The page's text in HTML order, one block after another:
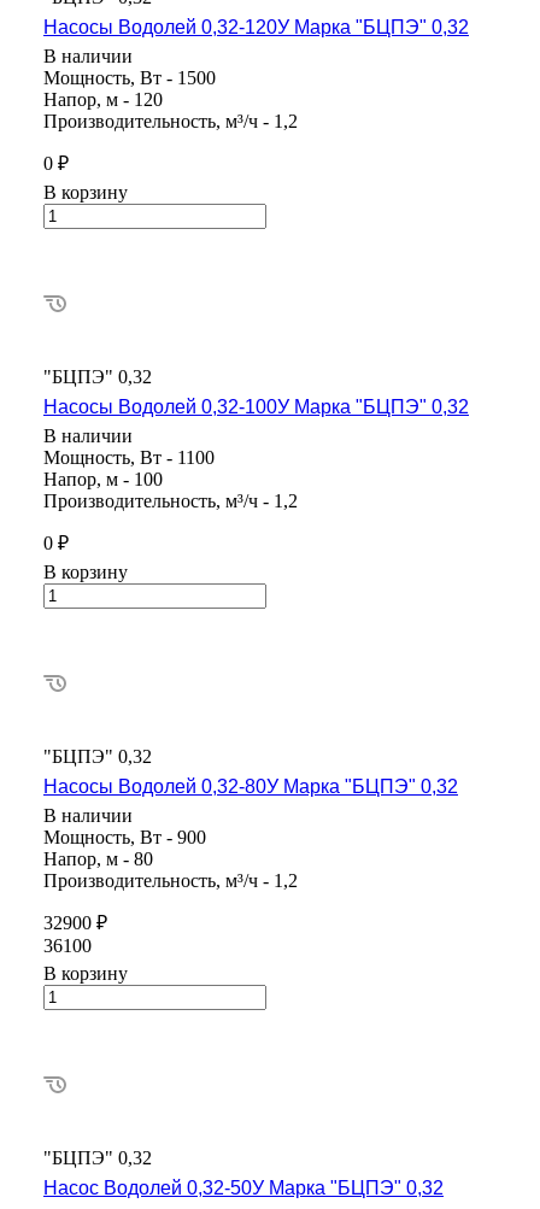
Насосы Водолей 0,32-120У Марка "БЦПЭ" 0,32
В наличии
Мощность, Вт - 1500
Напор, м - 120
Производительность, м³/ч - 1,2
0 ₽
В корзину
"БЦПЭ" 0,32
Насосы Водолей 0,32-100У Марка "БЦПЭ" 0,32
В наличии
Мощность, Вт - 1100
Напор, м - 100
Производительность, м³/ч - 1,2
0 ₽
В корзину
"БЦПЭ" 0,32
Насосы Водолей 0,32-80У Марка "БЦПЭ" 0,32
В наличии
Мощность, Вт - 900
Напор, м - 80
Производительность, м³/ч - 1,2
32900 ₽
36100
В корзину
"БЦПЭ" 0,32
Насос Водолей 0,32-50У Марка "БЦПЭ" 0,32